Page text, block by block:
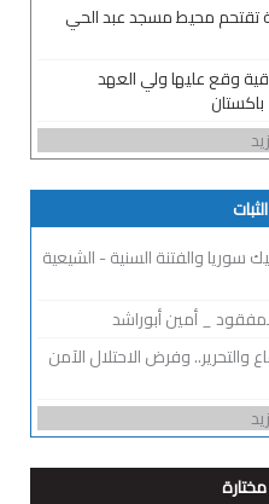
تقتحم محيط مسجد عبد الحي
وقع عليها ولي العهد
سوريا والفتنة السنية - الشيعية
_ أمين أبوراشد
والتحرير.. وفرض الاحتلال الآمن